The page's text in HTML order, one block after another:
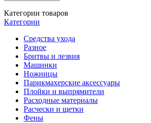
Категории товаров
Категории
Средства ухода
Разное
Бритвы и лезвия
Машинки
Ножницы
Парикмахерские аксессуары
Плойки и выпрямители
Расходные материалы
Расчески и щетки
Фены